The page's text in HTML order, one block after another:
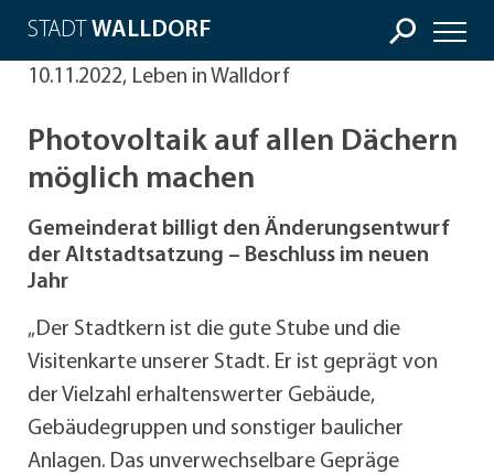
STADT WALLDORF
10.11.2022, Leben in Walldorf
Photovoltaik auf allen Dächern
möglich machen
Gemeinderat billigt den Änderungsentwurf
der Altstadtsatzung – Beschluss im neuen
Jahr
„Der Stadtkern ist die gute Stube und die
Visitenkarte unserer Stadt. Er ist geprägt von
der Vielzahl erhaltenswerter Gebäude,
Gebäudegruppen und sonstiger baulicher
Anlagen. Das unverwechselbare Gepräge